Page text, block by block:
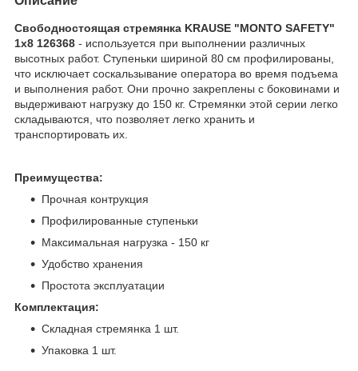
Свободностоящая стремянка KRAUSE "MONTO SAFETY"
1х8 126368 - используется при выполнении различных
высотных работ. Ступеньки шириной 80 см профилированы,
что исключает соскальзывание оператора во время подъема
и выполнения работ. Они прочно закреплены с боковинами и
выдерживают нагрузку до 150 кг. Стремянки этой серии легко
складываются, что позволяет легко хранить и
транспортировать их.
Преимущества:
Прочная контрукция
Профилированные ступеньки
Максимальная нагрузка - 150 кг
Удобство хранения
Простота эксплуатации
Комплектация:
Складная стремянка 1 шт.
Упаковка 1 шт.